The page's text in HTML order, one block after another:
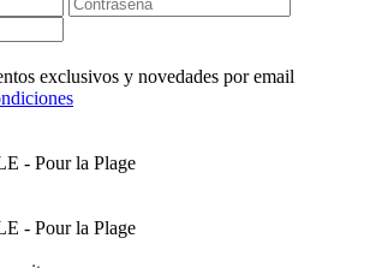
exclusivos y novedades por email